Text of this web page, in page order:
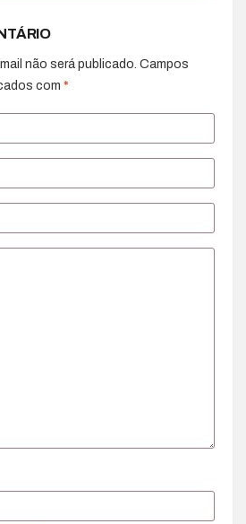
não será publicado. Campos
com *